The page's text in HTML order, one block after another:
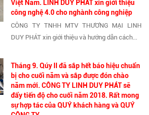
Việt Nam. LINH DUY PHÁT xin giới thiệu
công nghệ 4.0 cho nghành công nghiệp
CÔNG TY TNHH MTV THƯƠNG MẠI LINH
DUY PHÁT xin giới thiệu và hướng dẫn cách...
Tháng 9. Qúy II đã sắp hết báo hiệu chuẩn
bị cho cuối năm và sắp được đón chào
năm mới. CÔNG TY LINH DUY PHÁT sẽ
đẩy tiến độ cho cuối năm 2018. Rất mong
sự hợp tác của QUÝ khách hàng và QUÝ